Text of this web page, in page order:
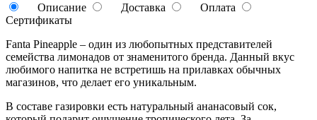
Описание
Доставка
Оплата
Сертификаты
Fanta Pineapple – один из любопытных представителей
семейства лимонадов от знаменитого бренда. Данный вкус
любимого напитка не встретишь на прилавках обычных
магазинов, что делает его уникальным.
В составе газировки есть натуральный ананасовый сок,